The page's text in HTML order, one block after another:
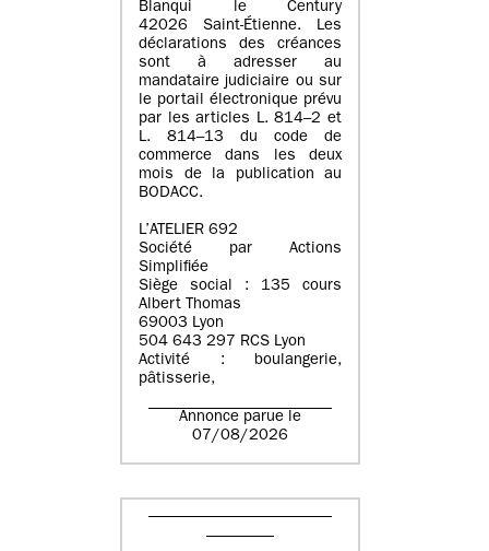
Blanqui le Century
42026 Saint-Étienne. Les
déclarations des créances
sont à adresser au
mandataire judiciaire ou sur
le portail électronique prévu
par les articles L. 814–2 et
L. 814–13 du code de
commerce dans les deux
mois de la publication au
BODACC.
L’ATELIER 692
Société par Actions
Simplifiée
Siège social : 135 cours
Albert Thomas
69003 Lyon
504 643 297 RCS Lyon
Activité : boulangerie,
pâtisserie,
Annonce parue le
07/08/2026